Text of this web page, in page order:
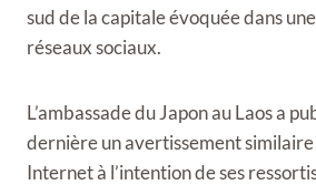
sud de la capitale évoquée dans
réseaux sociaux.
L’ambassade du Japon au Laos a
dernière un avertissement similaire
Internet à l’intention de ses